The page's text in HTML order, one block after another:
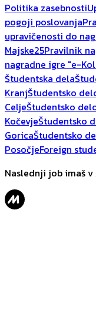
Politika zasebnosti
pogoji poslovanja
upravičenosti do
Majske25Pravilnik
nagradne igre "e-
Študentska dela
KranjŠtudentsko
CeljeŠtudentsko
KočevjeŠtudentsko
GoricaŠtudentsko
PosočjeForeign
Naslednji job imaš v